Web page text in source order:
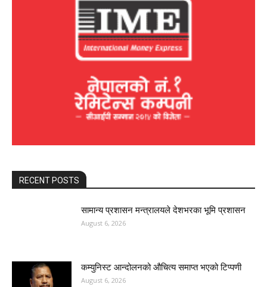
RECENT POSTS
सामान्य प्रशासन मन्त्रालयले देशभरका भूमि प्रशासन
August 6, 2026
कम्युनिस्ट आन्दोलनको औचित्य समाप्त भएको टिप्पणी
August 6, 2026